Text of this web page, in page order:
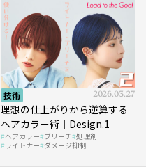
技術 2026.03.27
理想の仕上がりから逆算する
ヘアカラー術｜Design.1
ヘアカラー ブリーチ 処理剤
ライトナー ダメージ抑制